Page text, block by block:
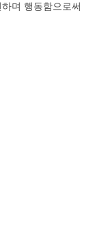
며 행동함으로써